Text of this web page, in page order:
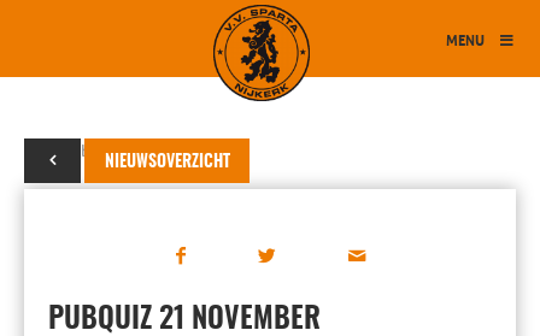
MENU
NIEUWSOVERZICHT
20 oktober 2025
PUBQUIZ 21 NOVEMBER